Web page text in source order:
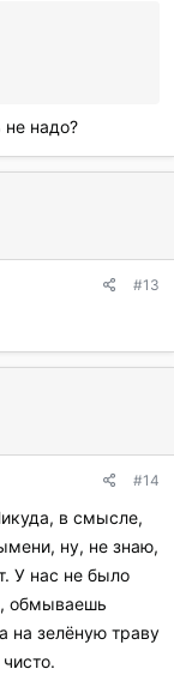
надо?
#13
#14
в смысле,
ну, не знаю,
У нас не было
обмываешь
на зелёную траву